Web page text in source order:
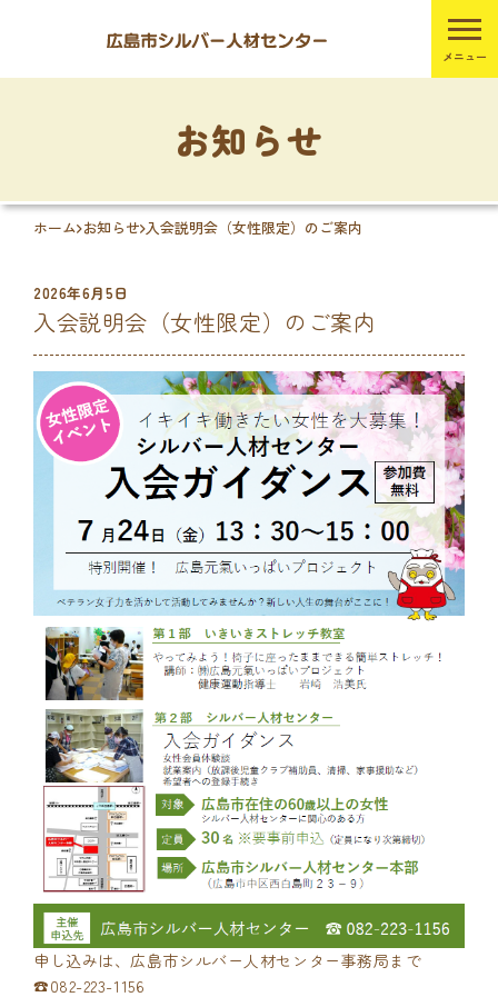
お知らせ
ホーム お知らせ 入会説明会（女性限定）のご案内
2026年6月5日
入会説明会（女性限定）のご案内
申し込みは、広島市シルバー人材センター事務局まで
☎082-223-1156